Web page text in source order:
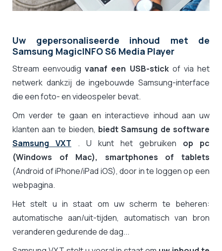
Uw gepersonaliseerde inhoud met de
Samsung MagicINFO S6 Media Player
Stream eenvoudigvanaf een USB-stickof via het
netwerk dankzij de ingebouwde Samsung-interface
die een foto- en videospeler bevat.
Om verder te gaan en interactieve inhoud aan uw
klanten aan te bieden, biedt Samsung de software
Samsung VXT
. U kunt het gebruiken op pc
(Windows of Mac), smartphones of tablets
(Android of iPhone/iPad iOS), door in te loggen op een
webpagina.
Het stelt u in staat om uw scherm te beheren:
automatische aan/uit-tijden, automatisch van bron
veranderen gedurende de dag...